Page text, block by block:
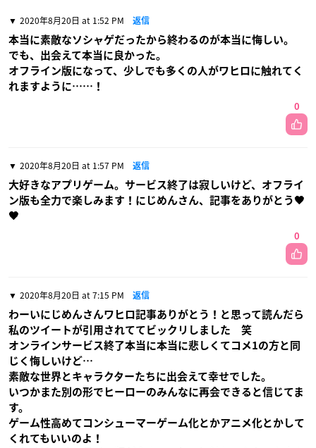
2020年8月20日 at 1:52 PM 返信
本当に素敵なソシャゲだったから終わるのが本当に悔しい。
でも、出会えて本当に良かった。
オフライン版になって、少しでも多くの人がワヒロに触れてく
れますように……！
0
2020年8月20日 at 1:57 PM 返信
大好きなアプリゲーム。サービス終了は寂しいけど、オフライ
ン版も全力で楽しみます！にじめんさん、記事をありがとう🖤
🖤
0
2020年8月20日 at 7:15 PM 返信
わーいにじめんさんワヒロ記事ありがとう！と思って読んだら
私のツイートが引用されててビックリしました 笑
オンラインサービス終了本当に本当に悲しくてコメ1の方と同
じく悔しいけど…
素敵な世界とキャラクターたちに出会えて幸せでした。
いつかまた別の形でヒーローのみんなに再会できると信じてま
す。
ゲーム性高めてコンシューマーゲーム化とかアニメ化とかして
くれてもいいのよ！